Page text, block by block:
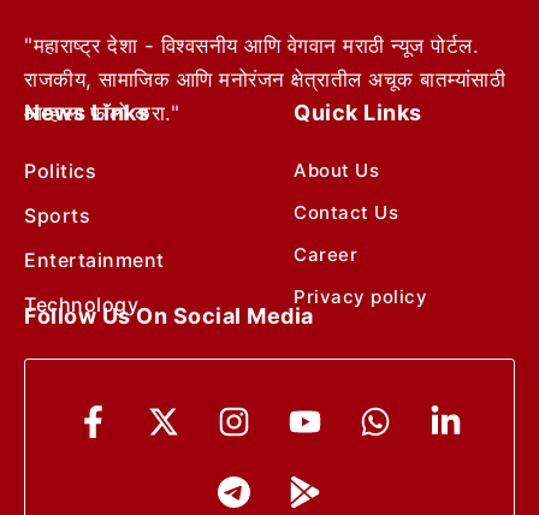
"महाराष्ट्र देशा - विश्वसनीय आणि वेगवान मराठी न्यूज पोर्टल.
राजकीय, सामाजिक आणि मनोरंजन क्षेत्रातील अचूक बातम्यांसाठी
आम्हाला फॉलो करा."
News Links
Politics
Sports
Entertainment
Technology
Quick Links
About Us
Contact Us
Career
Privacy policy
Follow Us On Social Media